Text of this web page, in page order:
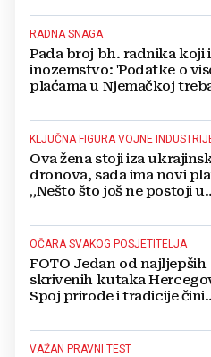
RADNA SNAGA
Pada broj bh. radnika koji
inozemstvo: 'Podatke o
plaćama u Njemačkoj
KLJUČNA FIGURA VOJNE
Ova žena stoji iza
dronova, sada ima novi
„Nešto što još ne postoji u
OČARA SVAKOG POSJETITELJA
FOTO Jedan od najljepših
skrivenih kutaka
Spoj prirode i tradicije čini
destinacijom
VAŽAN PRAVNI TEST